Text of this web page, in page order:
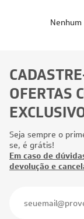
OFERTAS
Seja sempre o
se, é grátis!
Em caso de
devolução e